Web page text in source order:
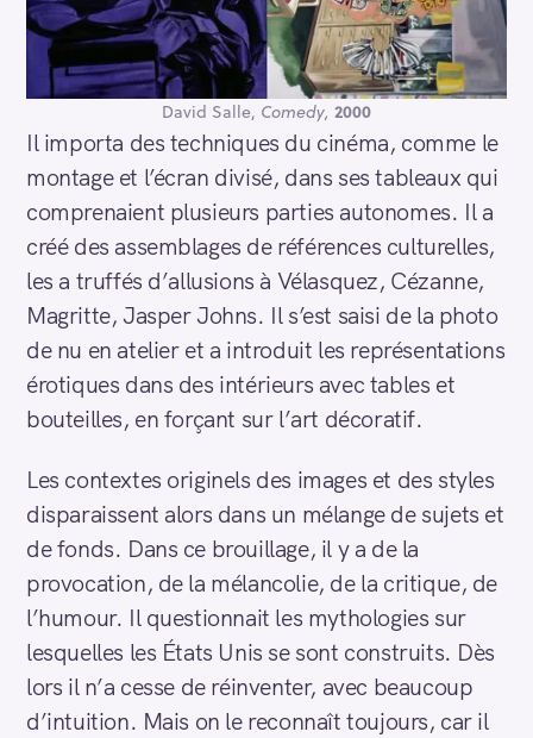
David Salle, Comedy, 2000
Il importa des techniques du cinéma, comme le
montage et l’écran divisé, dans ses tableaux qui
comprenaient plusieurs parties autonomes. Il a
créé des assemblages de références culturelles,
les a truffés d’allusions à Vélasquez, Cézanne,
Magritte, Jasper Johns. Il s’est saisi de la photo
de nu en atelier et a introduit les représentations
érotiques dans des intérieurs avec tables et
bouteilles, en forçant sur l’art décoratif.
Les contextes originels des images et des styles
disparaissent alors dans un mélange de sujets et
de fonds. Dans ce brouillage, il y a de la
provocation, de la mélancolie, de la critique, de
l’humour. Il questionnait les mythologies sur
lesquelles les États Unis se sont construits. Dès
lors il n’a cesse de réinventer, avec beaucoup
d’intuition. Mais on le reconnaît toujours, car il